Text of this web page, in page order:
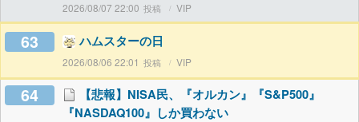
2026/08/07 22:00 VIP
63 ハムスターの日
2026/08/06 22:01 VIP
64
【悲報】NISA民、『オルカン』『S&P500』
『NASDAQ100』しか買わない